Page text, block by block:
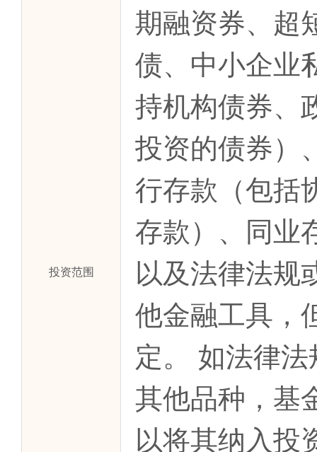
投资范围
期融资券、超
债、中小企业
持机构债券、
投资的债券）
行存款（包括
存款）、同业
以及法律法规
他金融工具，
定。 如法律
其他品种，基
以将其纳入投